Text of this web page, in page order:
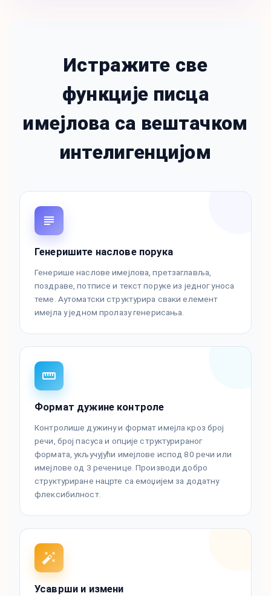
Истражите све
функције писца
имејлова са вештачком
интелигенцијом
Генеришите наслове порука
Генерише наслове имејлова, претзаглавља,
поздраве, потписе и текст поруке из једног уноса
теме. Аутоматски структурира сваки елемент
имејла у једном пролазу генерисања.
Формат дужине контроле
Контролише дужину и формат имејла кроз број
речи, број пасуса и опције структурираног
формата, укључујући имејлове испод 80 речи или
имејлове од 3 реченице. Производи добро
структуриране нацрте са емоџијем за додатну
флексибилност.
Усаврши и измени